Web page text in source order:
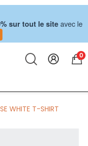
sur tout le siteavec le
0
WHITE T-SHIRT